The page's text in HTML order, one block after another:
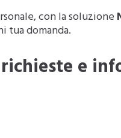
con la soluzione
tua domanda.
e